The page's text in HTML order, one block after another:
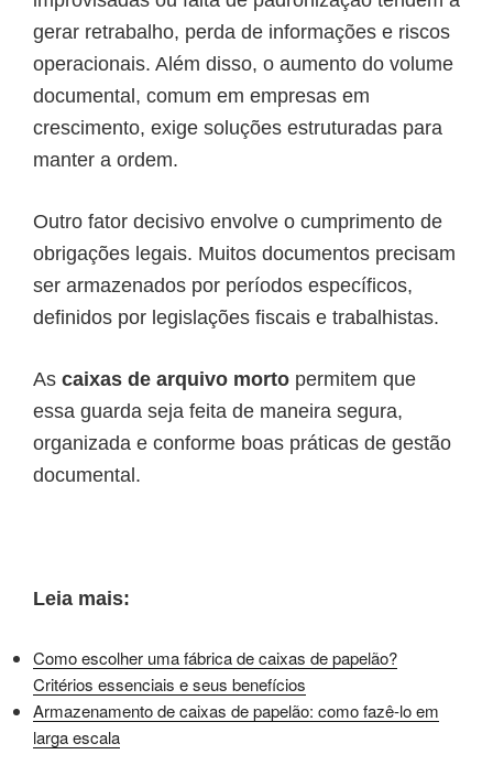
gerar retrabalho, perda de informações e riscos
operacionais. Além disso, o aumento do volume
documental, comum em empresas em
crescimento, exige soluções estruturadas para
manter a ordem.
Outro fator decisivo envolve o cumprimento de
obrigações legais. Muitos documentos precisam
ser armazenados por períodos específicos,
definidos por legislações fiscais e trabalhistas.
As caixas de arquivo morto permitem que
essa guarda seja feita de maneira segura,
organizada e conforme boas práticas de gestão
documental.
Leia mais:
Como escolher uma fábrica de caixas de papelão?
Critérios essenciais e seus benefícios
Armazenamento de caixas de papelão: como fazê-lo em
larga escala